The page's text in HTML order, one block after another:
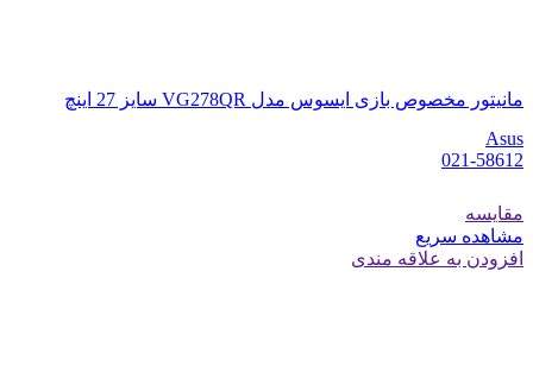
مانیتور مخصوص بازی ایسوس مدل VG278QR سایز 27 اینچ
Asus
021-58612
مقایسه
مشاهده سریع
افزودن به علاقه مندی